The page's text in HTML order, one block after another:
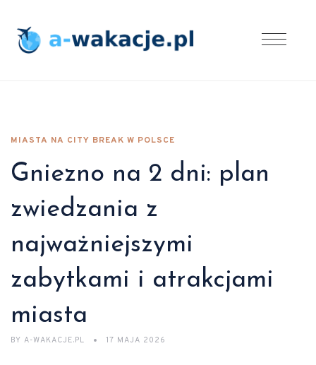
MIASTA NA CITY BREAK W POLSCE
Gniezno na 2 dni: plan
zwiedzania z
najważniejszymi
zabytkami i atrakcjami
miasta
BY A-WAKACJE.PL 17 MAJA 2026